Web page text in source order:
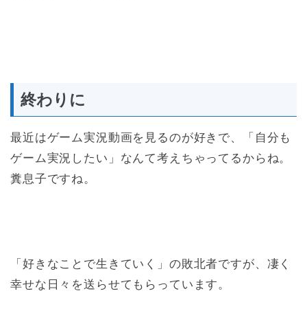
終わりに
最近はゲーム実況動画を見るのが好きで、「自分も
ゲーム実況したい」なんて考えちゃってるからね。
糞息子ですね。
「好きなことで生きていく」の敗北者ですが、凄く
幸せな日々を送らせてもらっています。